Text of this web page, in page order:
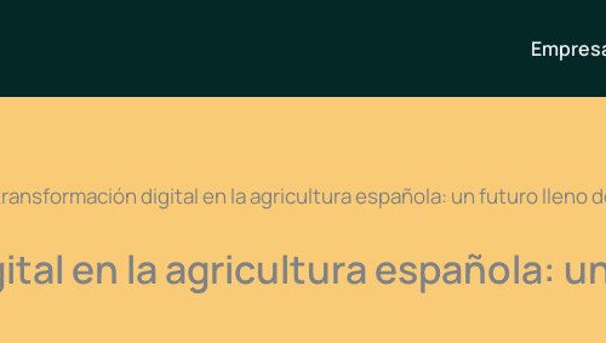
digital en la agricultura española: un futuro lleno
en la agricultura española: